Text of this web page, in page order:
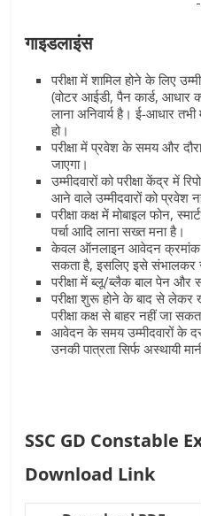
गाइडलाइंस
परीक्षा में शामिल होने के लिए
(वोटर आईडी, पैन कार्ड, आधार
लाना अनिवार्य है। ई-आधार
हो।
परीक्षा में प्रवेश के समय और
जाएगा।
उम्मीदवारों को परीक्षा केंद्र में
आने वाले उम्मीदवारों को प्रवेश
परीक्षा कक्ष में मोबाइल फोन,
पर्चा आदि लाना सख्त मना है।
केवल ऑनलाइन आवेदन क्रमांक
सकता है, इसलिए इसे संभालकर
परीक्षा में ब्लू/ब्लैक बाल पेन और
परीक्षा शुरू होने के बाद से लेकर
परीक्षा कक्ष से बाहर नहीं जा
आवेदन के समय उम्मीदवारों के
उनकी पात्रता सिर्फ अस्थायी
SSC GD Constable
Download Link